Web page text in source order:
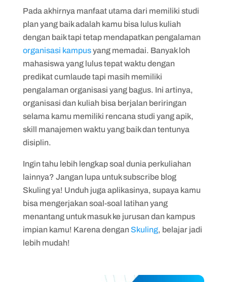
Pada akhirnya manfaat utama dari memiliki studi
plan yang baik adalah kamu bisa lulus kuliah
dengan baik tapi tetap mendapatkan pengalaman
organisasi kampusyang memadai. Banyak loh
mahasiswa yang lulus tepat waktu dengan
predikat cumlaude tapi masih memiliki
pengalaman organisasi yang bagus. Ini artinya,
organisasi dan kuliah bisa berjalan beriringan
selama kamu memiliki rencana studi yang apik,
skill manajemen waktu yang baik dan tentunya
disiplin.
Ingin tahu lebih lengkap soal dunia perkuliahan
lainnya? Jangan lupa untuk subscribe blog
Skuling ya! Unduh juga aplikasinya, supaya kamu
bisa mengerjakan soal-soal latihan yang
menantang untuk masuk ke jurusan dan kampus
impian kamu! Karena denganSkuling, belajar jadi
lebih mudah!